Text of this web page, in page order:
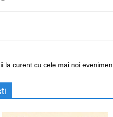
la curent cu cele mai noi